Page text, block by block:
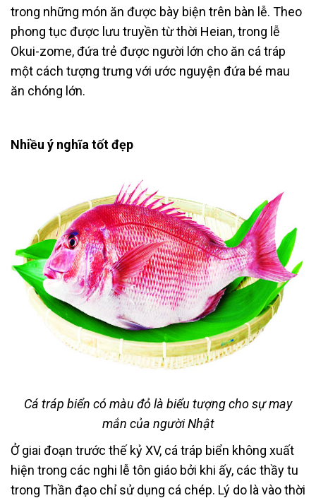
trong những món ăn được bày biện trên bàn lễ. Theo
phong tục được lưu truyền từ thời Heian, trong lễ
Okui-zome, đứa trẻ được người lớn cho ăn cá tráp
một cách tượng trưng với ước nguyện đứa bé mau
ăn chóng lớn.
Nhiều ý nghĩa tốt đẹp
Cá tráp biển có màu đỏ là biểu tượng cho sự may
mắn của người Nhật
Ở giai đoạn trước thế kỷ XV, cá tráp biển không xuất
hiện trong các nghi lễ tôn giáo bởi khi ấy, các thầy tu
trong Thần đạo chỉ sử dụng cá chép. Lý do là vào thời